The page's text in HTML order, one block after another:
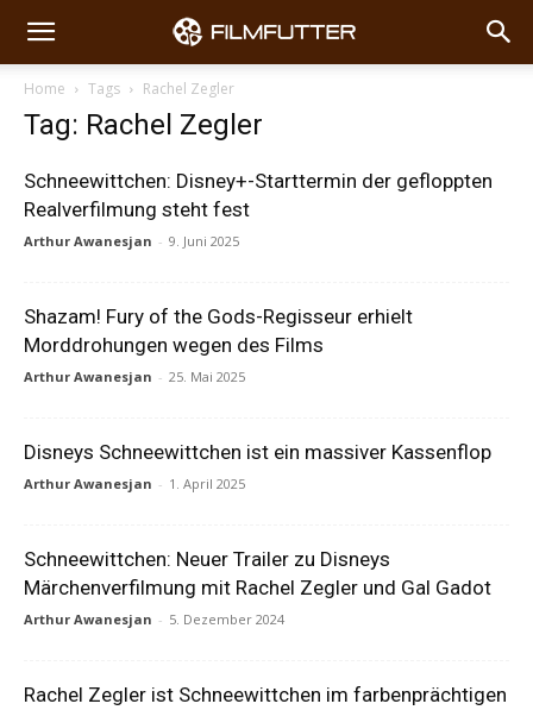
Home Tags Rachel Zegler
Tag: Rachel Zegler
Schneewittchen: Disney+-Starttermin der gefloppten
Realverfilmung steht fest
Arthur Awanesjan - 9. Juni 2025
Shazam! Fury of the Gods-Regisseur erhielt
Morddrohungen wegen des Films
Arthur Awanesjan - 25. Mai 2025
Disneys Schneewittchen ist ein massiver Kassenflop
Arthur Awanesjan - 1. April 2025
Schneewittchen: Neuer Trailer zu Disneys
Märchenverfilmung mit Rachel Zegler und Gal Gadot
Arthur Awanesjan - 5. Dezember 2024
Rachel Zegler ist Schneewittchen im farbenprächtigen